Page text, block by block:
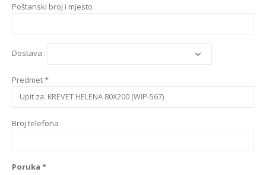
Poštanski broj i mjesto
Dostava :
Predmet *
Broj telefona
Poruka *